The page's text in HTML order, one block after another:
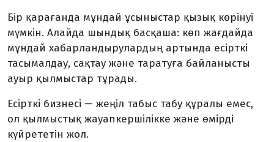
Бір қарағанда мұндай ұсыныстар қызық көрінуі
мүмкін. Алайда шындық басқаша: көп жағдайда
мұндай хабарландырулардың артында есірткі
тасымалдау, сақтау және таратуға байланысты
ауыр қылмыстар тұрады.
Есірткі бизнесі — жеңіл табыс табу құралы емес,
ол қылмыстық жауапкершілікке және өмірді
күйрететін жол.